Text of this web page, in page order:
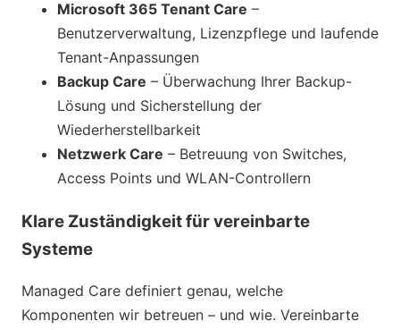
Microsoft 365 Tenant Care –
Benutzerverwaltung, Lizenzpflege und laufende
Tenant-Anpassungen
Backup Care – Überwachung Ihrer Backup-
Lösung und Sicherstellung der
Wiederherstellbarkeit
Netzwerk Care – Betreuung von Switches,
Access Points und WLAN-Controllern
Klare Zuständigkeit für vereinbarte
Systeme
Managed Care definiert genau, welche
Komponenten wir betreuen – und wie. Vereinbarte